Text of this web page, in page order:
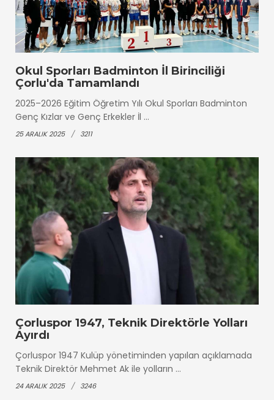
Okul Sporları Badminton İl Birinciliği
Çorlu'da Tamamlandı
2025–2026 Eğitim Öğretim Yılı Okul Sporları Badminton
Genç Kızlar ve Genç Erkekler İl ...
25 ARALIK 2025 3211
Çorluspor 1947, Teknik Direktörle Yolları
Ayırdı
Çorluspor 1947 Kulüp yönetiminden yapılan açıklamada
Teknik Direktör Mehmet Ak ile yolların ...
24 ARALIK 2025 3246